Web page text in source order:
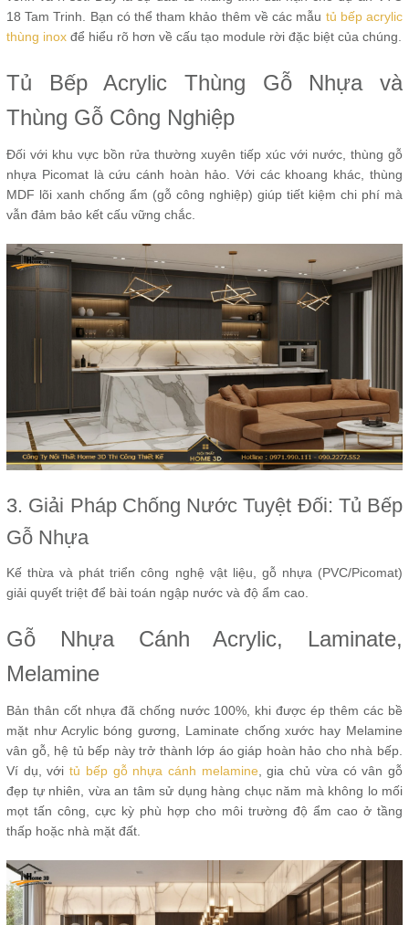
18 Tam Trinh. Bạn có thể tham khảo thêm về các mẫu tủ bếp acrylic
thùng inox để hiểu rõ hơn về cấu tạo module rời đặc biệt của chúng.
Tủ Bếp Acrylic Thùng Gỗ Nhựa và
Thùng Gỗ Công Nghiệp
Đối với khu vực bồn rửa thường xuyên tiếp xúc với nước, thùng gỗ
nhựa Picomat là cứu cánh hoàn hảo. Với các khoang khác, thùng
MDF lõi xanh chống ẩm (gỗ công nghiệp) giúp tiết kiệm chi phí mà
vẫn đảm bảo kết cấu vững chắc.
3. Giải Pháp Chống Nước Tuyệt Đối: Tủ Bếp
Gỗ Nhựa
Kế thừa và phát triển công nghệ vật liệu, gỗ nhựa (PVC/Picomat)
giải quyết triệt để bài toán ngập nước và độ ẩm cao.
Gỗ Nhựa Cánh Acrylic, Laminate,
Melamine
Bản thân cốt nhựa đã chống nước 100%, khi được ép thêm các bề
mặt như Acrylic bóng gương, Laminate chống xước hay Melamine
vân gỗ, hệ tủ bếp này trở thành lớp áo giáp hoàn hảo cho nhà bếp.
Ví dụ, vớitủ bếp gỗ nhựa cánh melamine , gia chủ vừa có vân gỗ
đẹp tự nhiên, vừa an tâm sử dụng hàng chục năm mà không lo mối
mọt tấn công, cực kỳ phù hợp cho môi trường độ ẩm cao ở tầng
thấp hoặc nhà mặt đất.